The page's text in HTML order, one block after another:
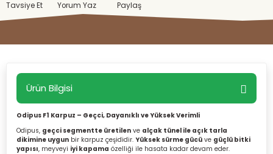
Tavsiye Et Yorum Yaz Paylaş
Ürün Bilgisi
Odipus F1 Karpuz – Geçci, Dayanıklı ve Yüksek Verimli
Odipus, geçci segmentte üretilen ve alçak tünel ile açık tarla
dikimine uygun bir karpuz çeşididir. Yüksek sürme gücü ve güçlü bitki
yapısı, meyveyi iyi kapama özelliği ile hasata kadar devam eder.